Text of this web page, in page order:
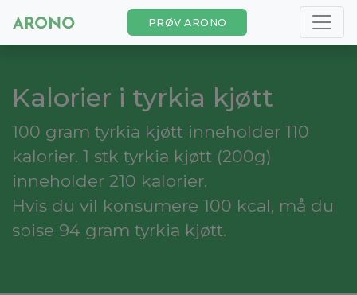
PRØV ARONO
Kalorier i tyrkia kjøtt
100 gram tyrkia kjøtt inneholder 110
kalorier. 1 stk tyrkia kjøtt (200g)
inneholder 210 kalorier.
Hvis du vil konsumere 100 kcal, må du
spise 94 gram tyrkia kjøtt.